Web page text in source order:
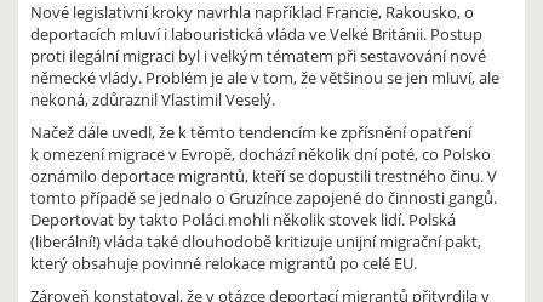
Nové legislativní kroky navrhla například Francie, Rakousko, o
deportacích mluví i labouristická vláda ve Velké Británii. Postup
proti ilegální migraci byl i velkým tématem při sestavování nové
německé vlády. Problém je ale v tom, že většinou se jen mluví, ale
nekoná, zdůraznil Vlastimil Veselý.
Načež dále uvedl, že k těmto tendencím ke zpřísnění opatření
k omezení migrace v Evropě, dochází několik dní poté, co Polsko
oznámilo deportace migrantů, kteří se dopustili trestného činu. V
tomto případě se jednalo o Gruzínce zapojené do činnosti gangů.
Deportovat by takto Poláci mohli několik stovek lidí. Polská
(liberální!) vláda také dlouhodobě kritizuje unijní migrační pakt,
který obsahuje povinné relokace migrantů po celé EU.
Zároveň konstatoval, že v otázce deportací migrantů přitvrdila v